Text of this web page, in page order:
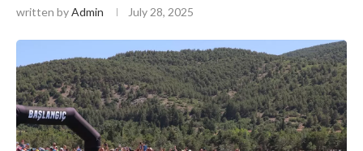
written byAdmin July 28, 2025